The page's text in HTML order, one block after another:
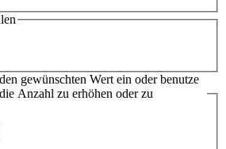
gewünschten Wert ein oder benutze
Anzahl zu erhöhen oder zu